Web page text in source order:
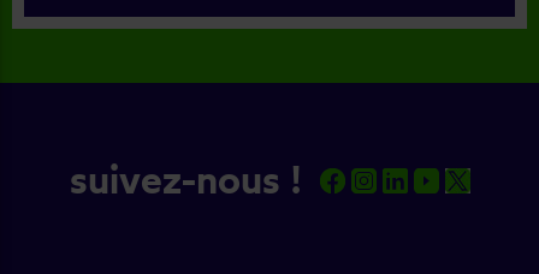
suivez-nous !